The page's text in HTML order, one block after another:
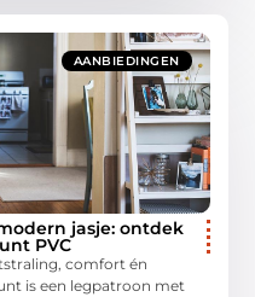
AANBIEDINGEN
jasje: ontdek
PVC
comfort én
is een legpatroon met